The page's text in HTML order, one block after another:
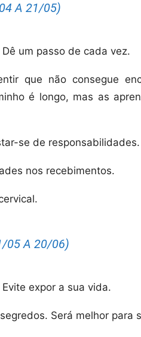
A 21/05)
Dê um passo de cada vez.
que não consegue
é longo, mas as
se de responsabilidades.
nos recebimentos.
05 A 20/06)
Evite expor a sua vida.
Será melhor para